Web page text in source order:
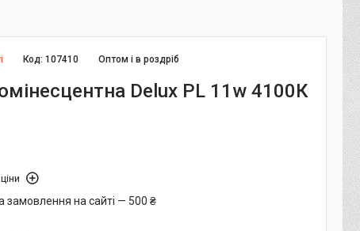
Оптом і в роздріб
Код:107410
Delux PL 11w 4100К
замовлення на сайті — 500 ₴